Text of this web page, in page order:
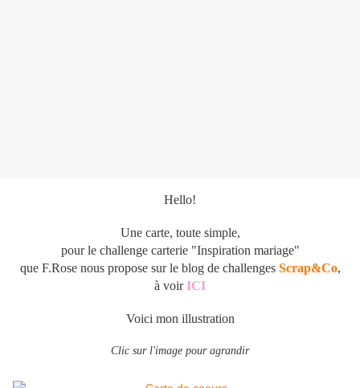
Hello!
Une carte, toute simple,
pour le challenge carterie "Inspiration mariage"
que F.Rose nous propose sur le blog de challenges Scrap&Co,
à voirICI
Voici mon illustration
Clic sur l'image pour agrandir